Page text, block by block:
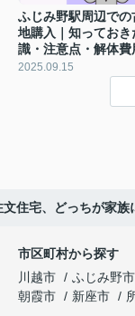
ふじみ野駅周辺での
地購入｜知っておき
識・注意点・解体費
2025.09.15
住宅、どっちが家
市区町村から探す
川越市
ふじみ野市
朝霞市
新座市